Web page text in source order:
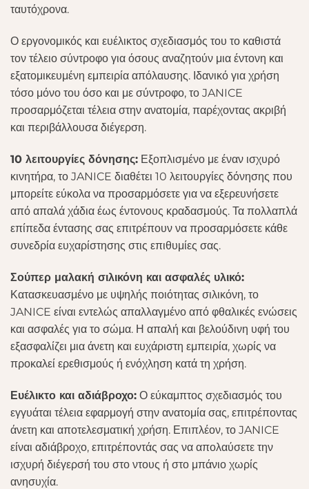
ταυτόχρονα.
Ο εργονομικός και ευέλικτος σχεδιασμός του το καθιστά
τον τέλειο σύντροφο για όσους αναζητούν μια έντονη και
εξατομικευμένη εμπειρία απόλαυσης. Ιδανικό για χρήση
τόσο μόνο του όσο και με σύντροφο, το JANICE
προσαρμόζεται τέλεια στην ανατομία, παρέχοντας ακριβή
και περιβάλλουσα διέγερση.
10 λειτουργίες δόνησης: Εξοπλισμένο με έναν ισχυρό
κινητήρα, το JANICE διαθέτει 10 λειτουργίες δόνησης που
μπορείτε εύκολα να προσαρμόσετε για να εξερευνήσετε
από απαλά χάδια έως έντονους κραδασμούς. Τα πολλαπλά
επίπεδα έντασης σας επιτρέπουν να προσαρμόσετε κάθε
συνεδρία ευχαρίστησης στις επιθυμίες σας.
Σούπερ μαλακή σιλικόνη και ασφαλές υλικό:
Κατασκευασμένο με υψηλής ποιότητας σιλικόνη, το
JANICE είναι εντελώς απαλλαγμένο από φθαλικές ενώσεις
και ασφαλές για το σώμα. Η απαλή και βελούδινη υφή του
εξασφαλίζει μια άνετη και ευχάριστη εμπειρία, χωρίς να
προκαλεί ερεθισμούς ή ενόχληση κατά τη χρήση.
Ευέλικτο και αδιάβροχο: Ο εύκαμπτος σχεδιασμός του
εγγυάται τέλεια εφαρμογή στην ανατομία σας, επιτρέποντας
άνετη και αποτελεσματική χρήση. Επιπλέον, το JANICE
είναι αδιάβροχο, επιτρέποντάς σας να απολαύσετε την
ισχυρή διέγερσή του στο ντους ή στο μπάνιο χωρίς
ανησυχία.